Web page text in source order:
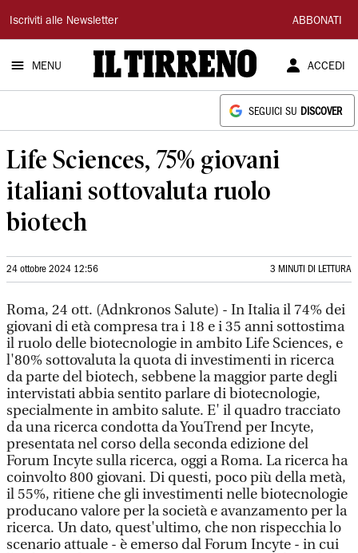
Il
Tirreno
Iscriviti alle Newsletter ABBONATI
MENU ACCEDI
SEGUICI SU DISCOVER
Life Sciences, 75% giovani
italiani sottovaluta ruolo
biotech
24 ottobre 2024 12:56 3 MINUTI DI LETTURA
Roma, 24 ott. (Adnkronos Salute) - In Italia il 74% dei
giovani di età compresa tra i 18 e i 35 anni sottostima
il ruolo delle biotecnologie in ambito Life Sciences, e
l'80% sottovaluta la quota di investimenti in ricerca
da parte del biotech, sebbene la maggior parte degli
intervistati abbia sentito parlare di biotecnologie,
specialmente in ambito salute. E' il quadro tracciato
da una ricerca condotta da YouTrend per Incyte,
presentata nel corso della seconda edizione del
Forum Incyte sulla ricerca, oggi a Roma. La ricerca ha
coinvolto 800 giovani. Di questi, poco più della metà,
il 55%, ritiene che gli investimenti nelle biotecnologie
producano valore per la società e avanzamento per la
ricerca. Un dato, quest'ultimo, che non rispecchia lo
scenario attuale - è emerso dal Forum Incyte - in cui